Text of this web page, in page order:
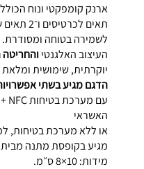
תאים
לשמירה בטוחה ומסודרת.
העיצוב האלגנטי
יוקרתית, שימושית
הדגם מגיע בשתי
האשראי
או ללא מערכת בטיחות,
מגיע בקופסת מתנה מבית Givony.
מידות: 10×8 ס״מ.